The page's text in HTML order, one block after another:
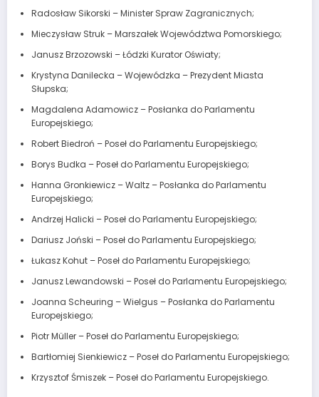
Radosław Sikorski – Minister Spraw Zagranicznych;
Mieczysław Struk – Marszałek Województwa Pomorskiego;
Janusz Brzozowski – Łódzki Kurator Oświaty;
Krystyna Danilecka – Wojewódzka – Prezydent Miasta
Słupska;
Magdalena Adamowicz – Posłanka do Parlamentu
Europejskiego;
Robert Biedroń – Poseł do Parlamentu Europejskiego;
Borys Budka – Poseł do Parlamentu Europejskiego;
Hanna Gronkiewicz – Waltz – Posłanka do Parlamentu
Europejskiego;
Andrzej Halicki – Poseł do Parlamentu Europejskiego;
Dariusz Joński – Poseł do Parlamentu Europejskiego;
Łukasz Kohut – Poseł do Parlamentu Europejskiego;
Janusz Lewandowski – Poseł do Parlamentu Europejskiego;
Joanna Scheuring – Wielgus – Posłanka do Parlamentu
Europejskiego;
Piotr Müller – Poseł do Parlamentu Europejskiego;
Bartłomiej Sienkiewicz – Poseł do Parlamentu Europejskiego;
Krzysztof Śmiszek – Poseł do Parlamentu Europejskiego.